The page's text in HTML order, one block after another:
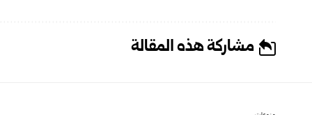
مشاركة هذه المقالة